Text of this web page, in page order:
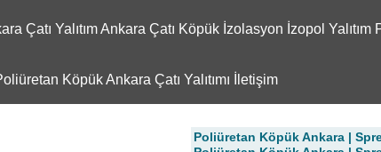
Çatı Yalıtım Ankara Çatı Köpük İzolasyon İzopol Yalıtım
Köpük Ankara Çatı Yalıtımı İletişim
Poliüretan Köpük Ankara |